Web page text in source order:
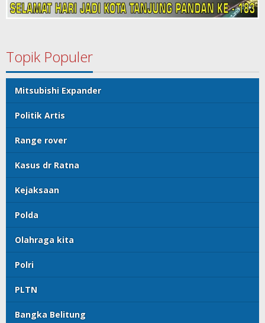
Topik Populer
Mitsubishi Expander
Politik Artis
Range rover
Kasus dr Ratna
Kejaksaan
Polda
Olahraga kita
Polri
PLTN
Bangka Belitung